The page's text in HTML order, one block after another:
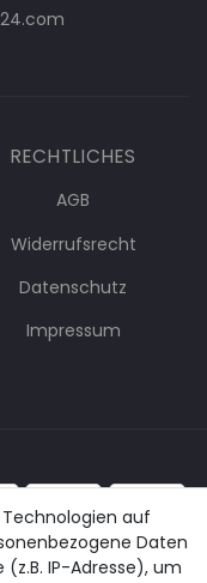
RECHTLICHES
AGB
Widerrufsrecht
Datenschutz
Impressum
auf
Daten
IP-Adresse), um